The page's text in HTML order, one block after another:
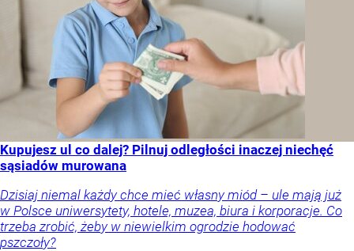
Kupujesz ul co dalej? Pilnuj odległości inaczej niechęć
sąsiadów murowana
Dzisiaj niemal każdy chce mieć własny miód – ule mają już
w Polsce uniwersytety, hotele, muzea, biura i korporacje. Co
trzeba zrobić, żeby w niewielkim ogrodzie hodować
pszczoły?